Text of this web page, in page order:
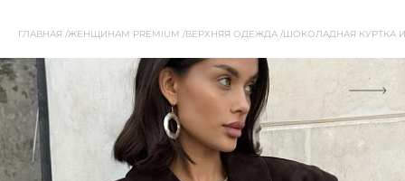
ГЛАВНАЯ ЖЕНЩИНАМ PREMIUM ВЕРХНЯЯ ОДЕЖДА ШОКОЛАДНАЯ КУРТКА